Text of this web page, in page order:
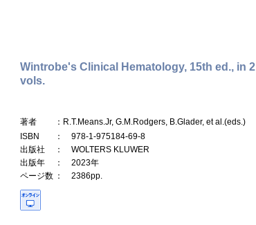
Wintrobe's Clinical Hematology, 15th ed., in 2
vols.
著者
：R.T.Means.Jr, G.M.Rodgers, B.Glader, et al.(eds.)
ISBN
： 978-1-975184-69-8
出版社
： WOLTERS KLUWER
出版年
： 2023年
ページ数 ： 2386pp.